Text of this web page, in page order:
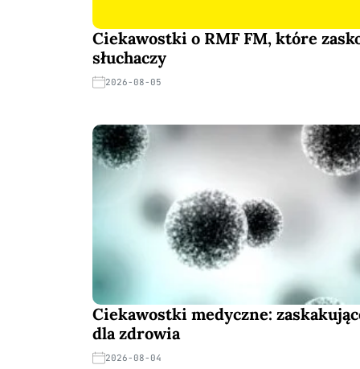
Ciekawostki o RMF FM, które
słuchaczy
2026-08-05
Ciekawostki medyczne:
dla zdrowia
2026-08-04